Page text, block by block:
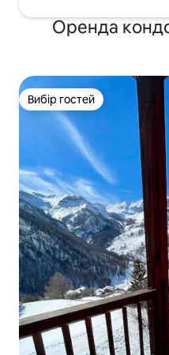
Оренда
Вибір гостей
Вибір гостей